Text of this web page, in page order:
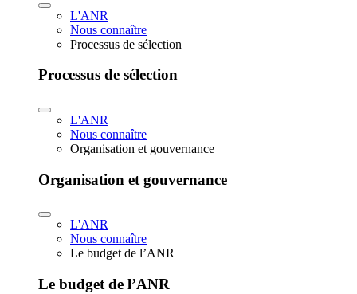
L'ANR
Nous connaître
Processus de sélection
Processus de sélection
L'ANR
Nous connaître
Organisation et gouvernance
Organisation et gouvernance
L'ANR
Nous connaître
Le budget de l’ANR
Le budget de l’ANR